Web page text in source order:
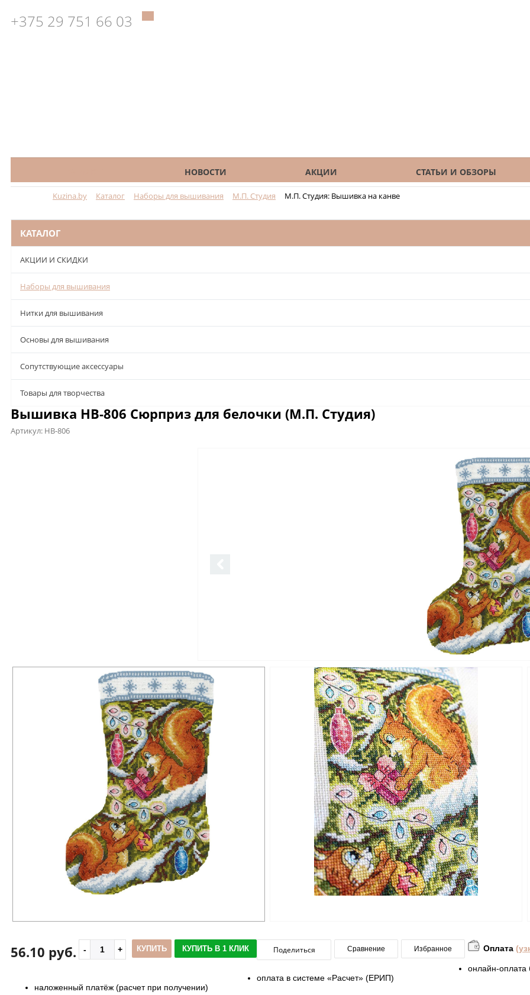
+375 29 751 66 03
НОВОСТИ АКЦИИ СТАТЬИ И ОБЗОРЫ
Kuzina.by Каталог Наборы для вышивания М.П. Студия М.П. Студия: Вышивка на канве
КАТАЛОГ
АКЦИИ И СКИДКИ
Наборы для вышивания
Нитки для вышивания
Основы для вышивания
Сопутствующие аксессуары
Товары для творчества
Вышивка НВ-806 Сюрприз для белочки (М.П. Студия)
Артикул: НВ-806
56.10 руб. КУПИТЬ КУПИТЬ В 1 КЛИК Поделиться Сравнение Избранное Оплата
онлайн-оплата
оплата в системе «Расчет» (ЕРИП)
наложенный платёж (расчет при получении)